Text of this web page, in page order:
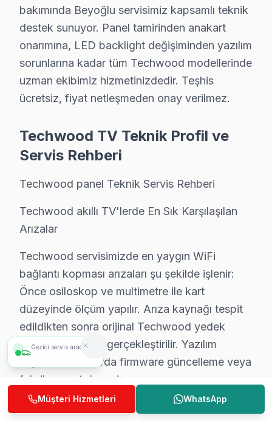
Beyoğlu'de Techwood Servis: Bölge Bilgisi
Beyoğlu, yaklaşık 230.000+ nüfusu barındıran
Techwood TV'lerde Sık Görülen Arızalar
Beyoğlu'de Techwood LED TV teknolojisini kullanan
▸ Backlight sorunu: Beyoğlu servisimizde Smart TV
▸ Panel: BGA yeniden lehimleme veya bileşen
▸ T-Con: Beyoğlu'de daha az bilinen ama sık
Beyoğlu Techwood TV Arızaları –
Beyoğlu'de Techwood TV arızası yaşanınca ilk
Ekran tamamen karardıysa ya da görüntü titriyorsa,
Techwood Smart televizyon paneli platformunda
Beyoğlu bölgesinde Techwood televizyon tamiri için
Techwood TV Teknik Rehberi: Panel, Teşhis
Techwood televizyonlarınızın müdahale ve
Techwood TV Teknik Profil ve Servis Rehberi
Techwood panel Teknik Servis Rehberi
bakımında Beyoğlu servisimiz kapsamlı teknik
destek sunuyor. Panel tamirinden anakart
onarımına, LED backlight değişiminden yazılım
sorunlarına kadar tüm Techwood modellerinde
uzman ekibimiz hizmetinizdedir. Teşhis
ücretsiz, fiyat netleşmeden onay verilmez.
Techwood TV Teknik Profil ve
Servis Rehberi
Techwood panel Teknik Servis Rehberi
Techwood akıllı TV'lerde En Sık Karşılaşılan
Arızalar
Techwood servisimizde en yaygın WiFi
bağlantı kopması arızaları şu şekilde işlenir:
Önce osiloskop ve multimetre ile kart
düzeyinde ölçüm yapılır. Arıza kaynağı tespit
edildikten sonra orijinal Techwood yedek
parça ile değişim gerçekleştirilir. Yazılım
kaynaklı sorunlarda firmware güncelleme veya
fabrika reset denenir.
Techwood Servis Yaklaşımımız
Gezici servis aracımız
Müşteri Hizmetleri WhatsApp